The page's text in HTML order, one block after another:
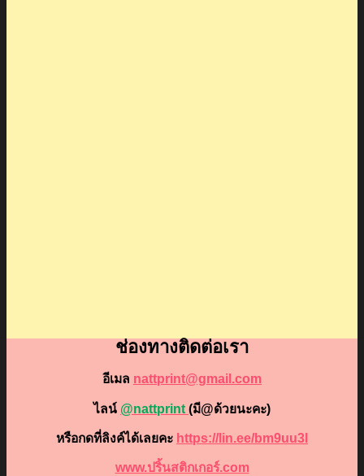
ช่องทางติดต่อเรา
อีเมล nattprint@gmail.com
ไลน์ @nattprint (มี@ด้วยนะคะ)
หรือกดที่ลิงค์ได้เลยคะ https://lin.ee/bm9uu3I
www.ปริ้นสติกเกอร์.com